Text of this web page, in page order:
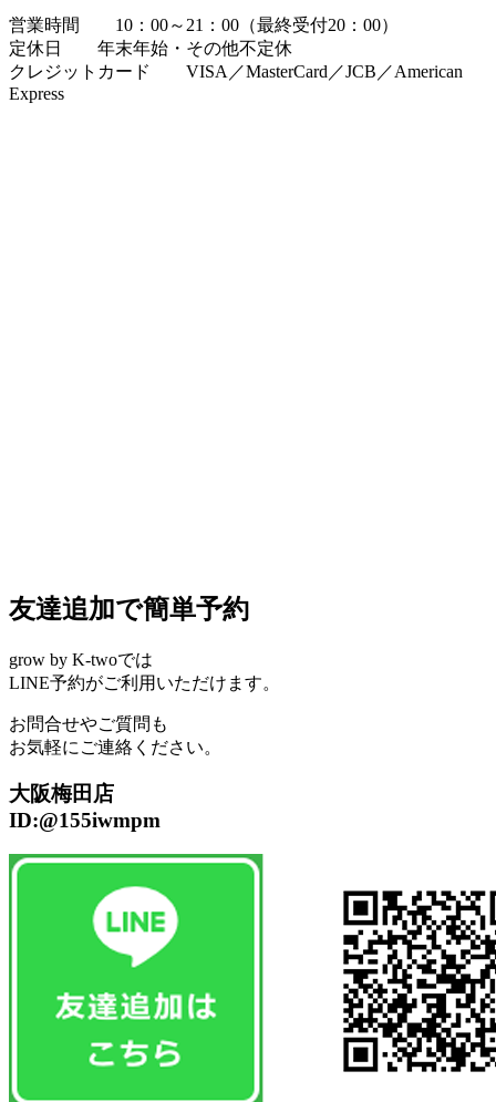
営業時間 10：00～21：00（最終受付20：00）
定休日 年末年始・その他不定休
クレジットカード VISA／MasterCard／JCB／American
Express
友達追加で簡単予約
grow by K-twoでは
LINE予約がご利用いただけます。
お問合せやご質問も
お気軽にご連絡ください。
大阪梅田店
ID:@155iwmpm